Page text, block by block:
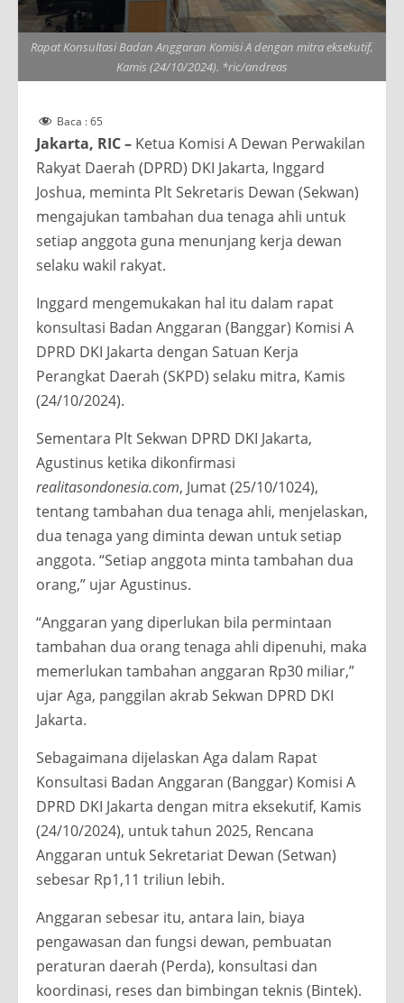
Rapat Konsultasi Badan Anggaran Komisi A dengan mitra eksekutif,
Kamis (24/10/2024). *ric/andreas
Baca :65
Jakarta, RIC – Ketua Komisi A Dewan Perwakilan
Rakyat Daerah (DPRD) DKI Jakarta, Inggard
Joshua, meminta Plt Sekretaris Dewan (Sekwan)
mengajukan tambahan dua tenaga ahli untuk
setiap anggota guna menunjang kerja dewan
selaku wakil rakyat.
Inggard mengemukakan hal itu dalam rapat
konsultasi Badan Anggaran (Banggar) Komisi A
DPRD DKI Jakarta dengan Satuan Kerja
Perangkat Daerah (SKPD) selaku mitra, Kamis
(24/10/2024).
Sementara Plt Sekwan DPRD DKI Jakarta,
Agustinus ketika dikonfirmasi
realitasondonesia.com, Jumat (25/10/1024),
tentang tambahan dua tenaga ahli, menjelaskan,
dua tenaga yang diminta dewan untuk setiap
anggota. “Setiap anggota minta tambahan dua
orang,” ujar Agustinus.
“Anggaran yang diperlukan bila permintaan
tambahan dua orang tenaga ahli dipenuhi, maka
memerlukan tambahan anggaran Rp30 miliar,”
ujar Aga, panggilan akrab Sekwan DPRD DKI
Jakarta.
Sebagaimana dijelaskan Aga dalam Rapat
Konsultasi Badan Anggaran (Banggar) Komisi A
DPRD DKI Jakarta dengan mitra eksekutif, Kamis
(24/10/2024), untuk tahun 2025, Rencana
Anggaran untuk Sekretariat Dewan (Setwan)
sebesar Rp1,11 triliun lebih.
Anggaran sebesar itu, antara lain, biaya
pengawasan dan fungsi dewan, pembuatan
peraturan daerah (Perda), konsultasi dan
koordinasi, reses dan bimbingan teknis (Bintek).